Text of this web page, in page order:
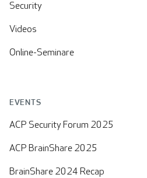
Security
Videos
Online-Seminare
EVENTS
ACP Security Forum 2025
ACP BrainShare 2025
BrainShare 2024 Recap